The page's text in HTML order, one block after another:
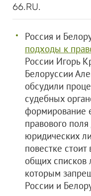
66.RU.
Россия и
подходы к
России Игорь
Белоруссии
обсудили
судебных
формирование
правового
юридических
повестке
общих списков
которым
России и